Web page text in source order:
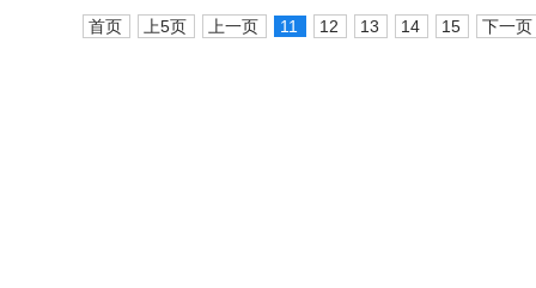
首页 上5页 上一页 11 12 13 14 15 下一页